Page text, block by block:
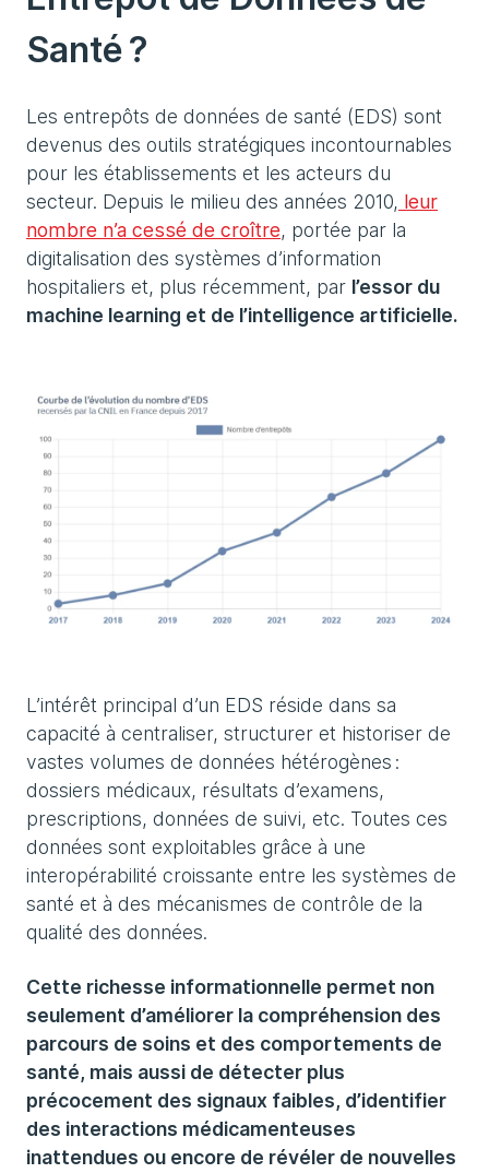
Santé ?
Les entrepôts de données de santé (EDS) sont
devenus des outils stratégiques incontournables
pour les établissements et les acteurs du
secteur. Depuis le milieu des années 2010, leur
nombre n’a cessé de croître, portée par la
digitalisation des systèmes d’information
hospitaliers et, plus récemment, par l’essor du
machine learning et de l’intelligence artificielle.
L’intérêt principal d’un EDS réside dans sa
capacité à centraliser, structurer et historiser de
vastes volumes de données hétérogènes :
dossiers médicaux, résultats d’examens,
prescriptions, données de suivi, etc. Toutes ces
données sont exploitables grâce à une
interopérabilité croissante entre les systèmes de
santé et à des mécanismes de contrôle de la
qualité des données.
Cette richesse informationnelle permet non
seulement d’améliorer la compréhension des
parcours de soins et des comportements de
santé, mais aussi de détecter plus
précocement des signaux faibles, d’identifier
des interactions médicamenteuses
inattendues ou encore de révéler de nouvelles